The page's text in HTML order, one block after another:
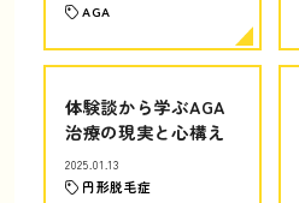
AGA
体験談から学ぶAGA
治療の現実と心構え
2025.01.13
円形脱毛症